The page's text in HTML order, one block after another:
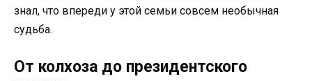
знал, что впереди у этой семьи совсем необычная
судьба.
От колхоза до президентского